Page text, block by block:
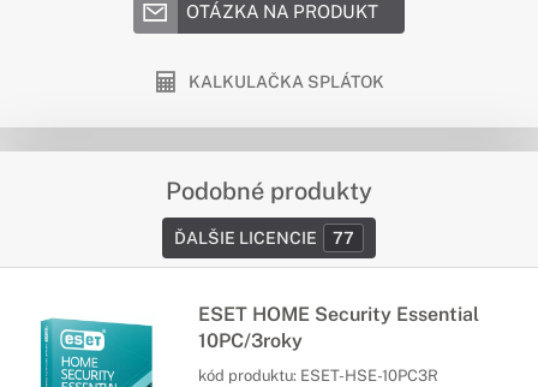
OTÁZKA NA PRODUKT
KALKULAČKA SPLÁTOK
Podobné produkty
ĎALŠIE LICENCIE 77
ESET HOME Security Essential
10PC/3roky
kód produktu: ESET-HSE-10PC3R